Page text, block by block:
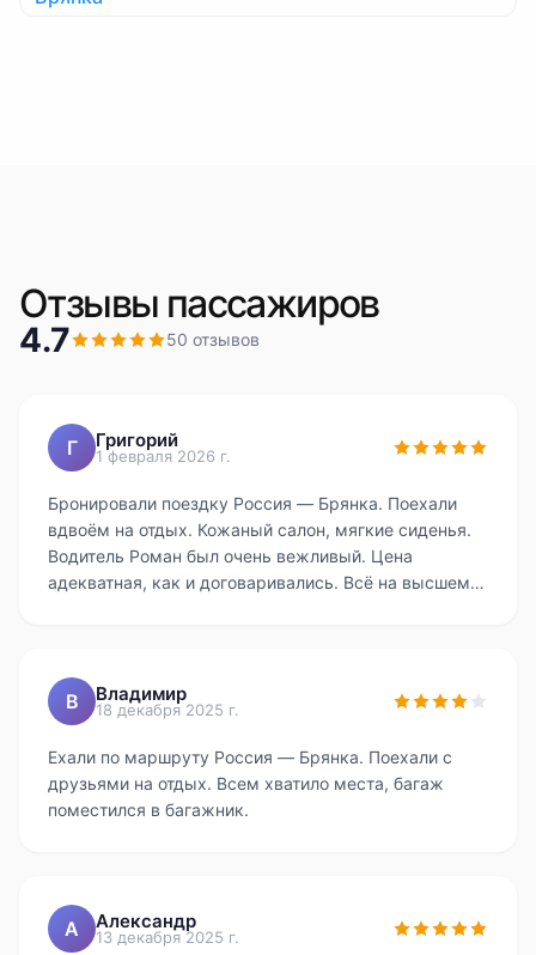
Отзывы пассажиров
4.7 50 отзывов
Г Григорий
1 февраля 2026 г.
Бронировали поездку Россия — Брянка. Поехали
вдвоём на отдых. Кожаный салон, мягкие сиденья.
Водитель Роман был очень вежливый. Цена
адекватная, как и договаривались. Всё на высшем
В Владимир
18 декабря 2025 г.
Ехали по маршруту Россия — Брянка. Поехали с
друзьями на отдых. Всем хватило места, багаж
поместился в багажник.
А Александр
13 декабря 2025 г.